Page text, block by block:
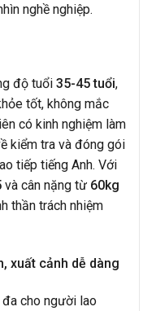
nghề nghiệp.
độ tuổi 35-45 tuổi,
tốt, không mắc
có kinh nghiệm làm
kiểm tra và đóng gói
tiếp tiếng Anh. Với
và cân nặng từ 60kg
thần trách nhiệm
xuất cảnh dễ dàng
cho người lao